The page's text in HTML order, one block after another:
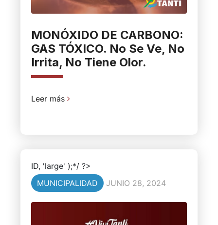
MONÓXIDO DE CARBONO:
GAS TÓXICO. No Se Ve, No
Irrita, No Tiene Olor.
Leer más
ID, 'large' );*/ ?>
MUNICIPALIDAD
JUNIO 28, 2024